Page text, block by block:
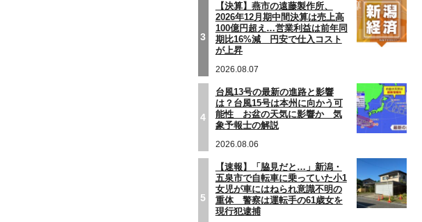
3
【決算】燕市の遠藤製作所、
2026年12月期中間決算は売上高
100億円超え…営業利益は前年同
期比16%減 円安で仕入コスト
が上昇
2026.08.07
4
台風13号の最新の進路と影響
は？台風15号は本州に向かう可
能性 お盆の天気に影響か 気
象予報士の解説
2026.08.06
5
【速報】「脇見だと…」新潟・
五泉市で自転車に乗っていた小1
女児が車にはねられ意識不明の
重体 警察は運転手の61歳女を
現行犯逮捕